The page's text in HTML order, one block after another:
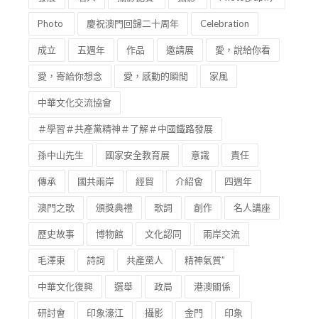
Photo 慶祝澳門回歸二十周年 Celebration
成立 五週年 作品 邀請展 愛，說給你看
愛，寄給你想念 愛，感動的瞬間 家風
中華文化交流協會
＃學習＃共產黨精神＃了解＃中國鐵路發展
孫中山先生 國家安全教育展 意識 責任
傳承 國共兩岸 經貿 介紹會 四週年
澳門之歌 頒獎典禮 歌詞 創作 名人講座
歷史故事 博物館 文化認同 兩岸交流
毛澤東 詩詞 共產黨人 精神氣質”
中華文化復興 選舉 政局 港澳關係
研討會 印象濠江 攝影 金門 印象